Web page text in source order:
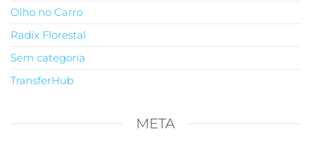
Olho no Carro
Radix Florestal
Sem categoria
TransferHub
META